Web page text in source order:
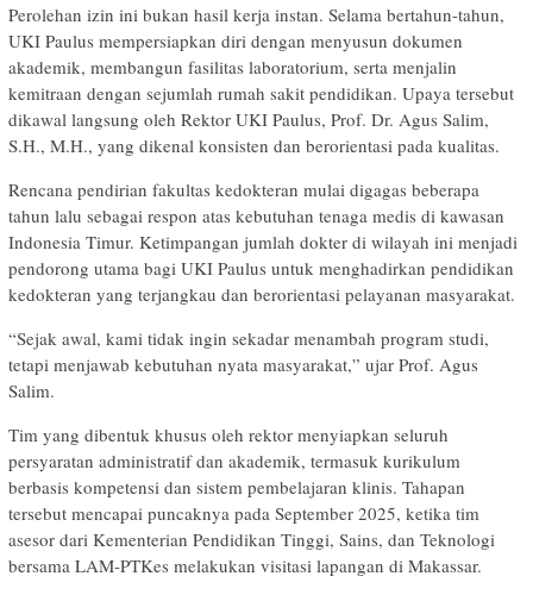
Perolehan izin ini bukan hasil kerja instan. Selama bertahun-tahun,
UKI Paulus mempersiapkan diri dengan menyusun dokumen
akademik, membangun fasilitas laboratorium, serta menjalin
kemitraan dengan sejumlah rumah sakit pendidikan. Upaya tersebut
dikawal langsung oleh Rektor UKI Paulus, Prof. Dr. Agus Salim,
S.H., M.H., yang dikenal konsisten dan berorientasi pada kualitas.
Rencana pendirian fakultas kedokteran mulai digagas beberapa
tahun lalu sebagai respon atas kebutuhan tenaga medis di kawasan
Indonesia Timur. Ketimpangan jumlah dokter di wilayah ini menjadi
pendorong utama bagi UKI Paulus untuk menghadirkan pendidikan
kedokteran yang terjangkau dan berorientasi pelayanan masyarakat.
“Sejak awal, kami tidak ingin sekadar menambah program studi,
tetapi menjawab kebutuhan nyata masyarakat,” ujar Prof. Agus
Salim.
Tim yang dibentuk khusus oleh rektor menyiapkan seluruh
persyaratan administratif dan akademik, termasuk kurikulum
berbasis kompetensi dan sistem pembelajaran klinis. Tahapan
tersebut mencapai puncaknya pada September 2025, ketika tim
asesor dari Kementerian Pendidikan Tinggi, Sains, dan Teknologi
bersama LAM-PTKes melakukan visitasi lapangan di Makassar.